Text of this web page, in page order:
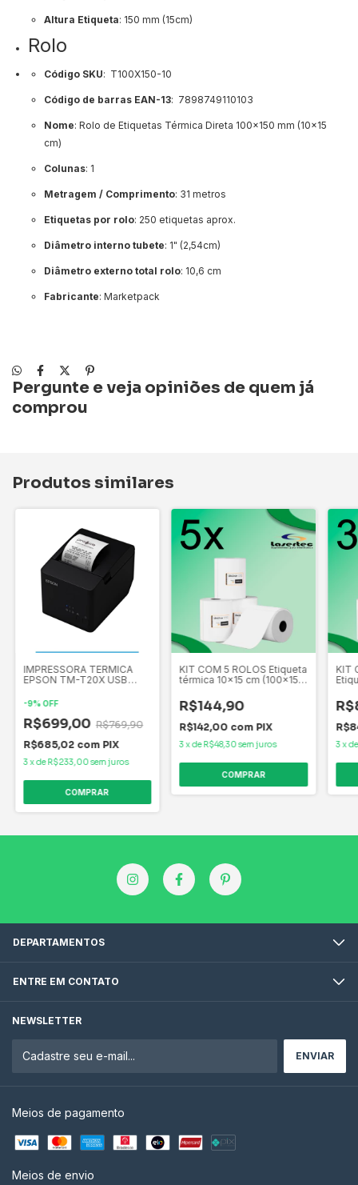
Altura Etiqueta: 150 mm (15cm)
Rolo
Código SKU: T100X150-10
Código de barras EAN-13: 7898749110103
Nome: Rolo de Etiquetas Térmica Direta 100x150 mm (10x15
cm)
Colunas: 1
Metragem / Comprimento: 31 metros
Etiquetas por rolo: 250 etiquetas aprox.
Diâmetro interno tubete: 1" (2,54cm)
Diâmetro externo total rolo: 10,6 cm
Fabricante: Marketpack
Pergunte e veja opiniões de quem já
comprou
Produtos similares
IMPRESSORA TERMICA
EPSON TM-T20X USB
PRETO BIVOLT
-9%OFF
R$699,00 R$769,90
R$685,02 com PIX
3xde R$233,00sem juros
KIT COM 5 ROLOS Etiqueta
térmica 10x15 cm (100x150
metros Marketpack
R$144,90
R$142,00 com PIX
3xde R$48,30sem juros
KIT
3x
DEPARTAMENTOS
ENTRE EM CONTATO
NEWSLETTER
Meios de pagamento
Meios de envio